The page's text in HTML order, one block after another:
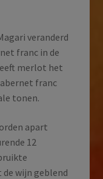
veranderd
franc in de
merlot het
franc
tonen.
apart
12
wijn geblend